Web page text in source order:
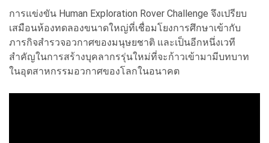
การแข่งขัน Human Exploration Rover Challenge จึงเปรียบ
เสมือนห้องทดลองขนาดใหญ่ที่เชื่อมโยงการศึกษาเข้ากับ
ภารกิจสำรวจอวกาศของมนุษยชาติ และเป็นอีกหนึ่งเวที
สำคัญในการสร้างบุคลากรรุ่นใหม่ที่จะก้าวเข้ามามีบทบาท
ในอุตสาหกรรมอวกาศของโลกในอนาคต